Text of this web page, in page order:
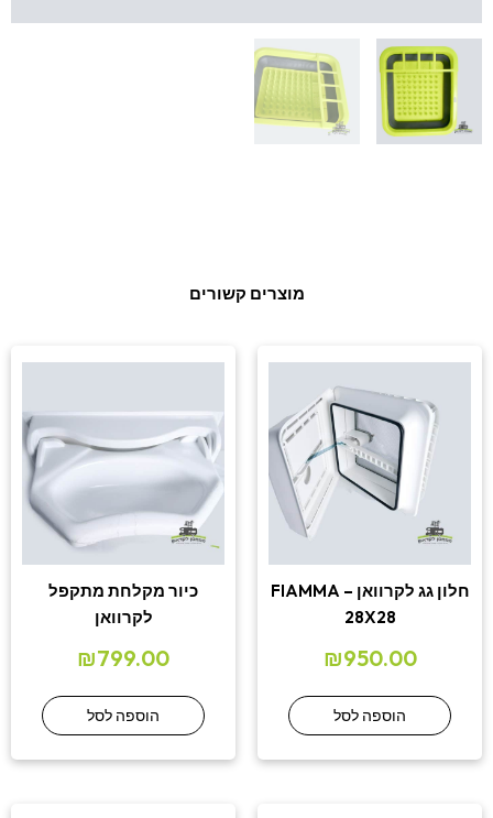
מוצרים קשורים
חלון גג לקרוואן – FIAMMA
28X28
₪950.00
הוספה לסל
כיור מקלחת מתקפל
לקרוואן
₪799.00
הוספה לסל